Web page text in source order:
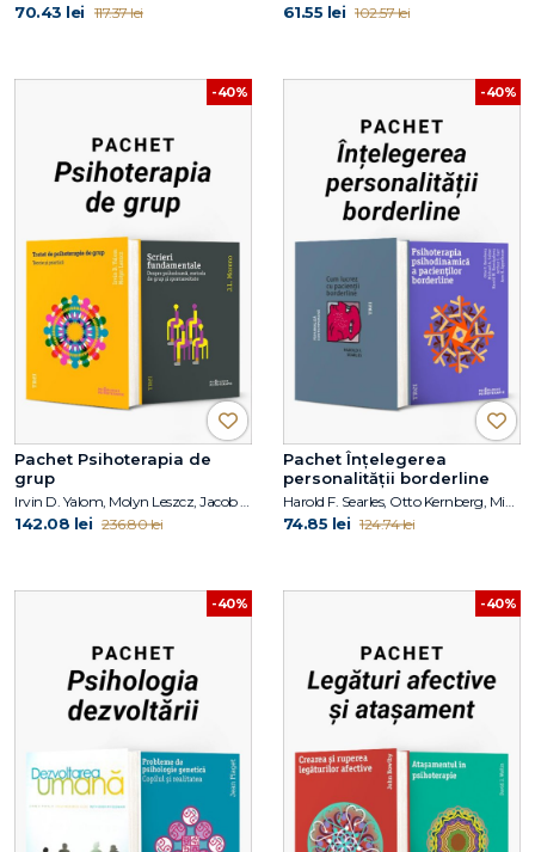
70.43 lei 117.37 lei 61.55 lei 102.57 lei
-40%
Pachet Psihoterapia de
grup
142.08 lei 236.80 lei
-40%
Pachet Înțelegerea
personalității borderline
74.85 lei 124.74 lei
-40% -40%